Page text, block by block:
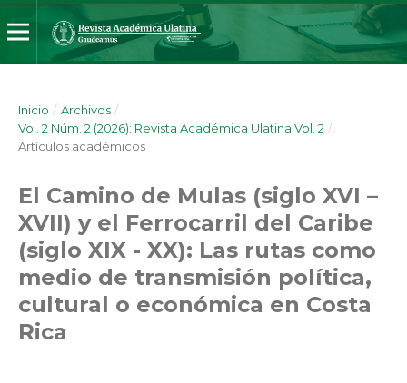
Inicio / Archivos /
Vol. 2 Núm. 2 (2026): Revista Académica Ulatina Vol. 2 /
Artículos académicos
El Camino de Mulas (siglo XVI –
XVII) y el Ferrocarril del Caribe
(siglo XIX - XX): Las rutas como
medio de transmisión política,
cultural o económica en Costa
Rica